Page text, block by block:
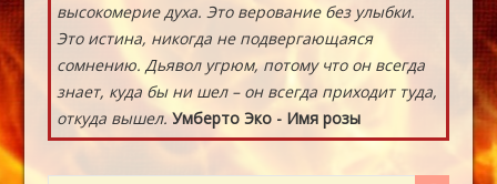
высокомерие духа. Это верование без улыбки.
Это истина, никогда не подвергающаяся
сомнению. Дьявол угрюм, потому что он всегда
знает, куда бы ни шел – он всегда приходит туда,
откуда вышел.Умберто Эко - Имя розы